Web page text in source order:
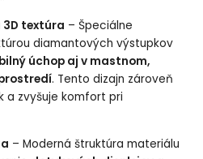
textúra – Špeciálne
diamantových výstupkov
úchop aj v mastnom,
. Tento dizajn zároveň
a zvyšuje komfort pri
– Moderná štruktúra materiálu